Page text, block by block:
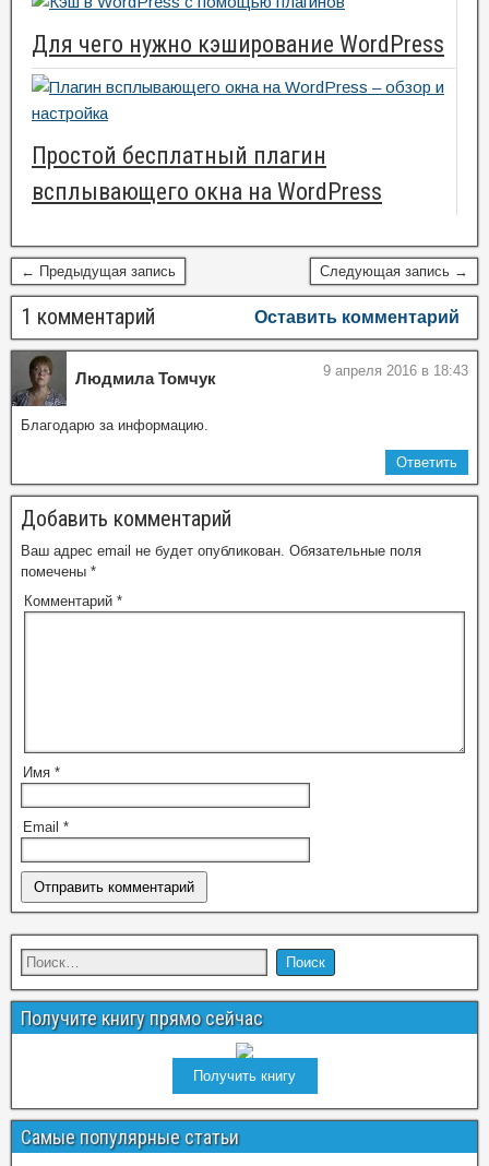
Для чего нужно кэширование WordPress
Простой бесплатный плагин
всплывающего окна на WordPress
← Предыдущая запись Следующая запись →
1 комментарий Оставить комментарий
Людмила Томчук 9 апреля 2016 в 18:43
Благодарю за информацию.
Ответить
Добавить комментарий
Ваш адрес email не будет опубликован. Обязательные поля
помечены *
Комментарий *
Имя *
Email *
Получите книгу прямо сейчас
Получить книгу
Самые популярные статьи